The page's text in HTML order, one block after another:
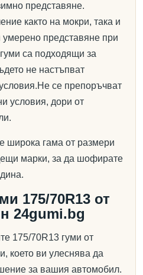
представяне.
както на мокри, така и
умерено представяне при
са подходящи за
не настъпват
се препоръчват
условия, дори от
широка гама от размери
марки, за да шофирате
175/70R13 от
24gumi.bg
175/70R13 гуми от
което ви улеснява да
за вашия автомобил.